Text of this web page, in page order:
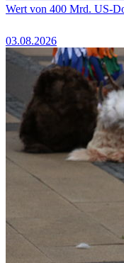
Wert von 400 Mrd. US-
03.08.2026